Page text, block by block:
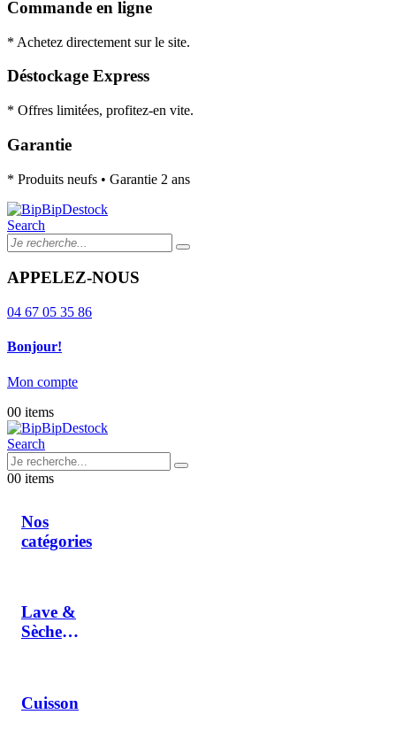
Commande en ligne
* Achetez directement sur le site.
Déstockage Express
* Offres limitées, profitez-en vite.
Garantie
* Produits neufs • Garantie 2 ans
Search
APPELEZ-NOUS
04 67 05 35 86
Bonjour!
Mon compte
00 items
Search
00 items
Nos
catégories
Lave &
Sèche
Cuisson